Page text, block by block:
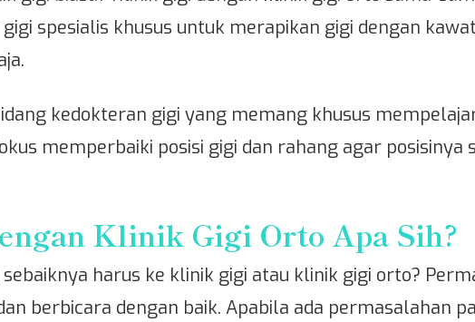
spesialis khusus untuk merapikan gigi dengan
kedokteran gigi yang memang khusus
memperbaiki posisi gigi dan rahang agar posisinya
Klinik Gigi Orto Apa Sih?
harus ke klinik gigi atau klinik gigi orto?
berbicara dengan baik. Apabila ada permasalahan